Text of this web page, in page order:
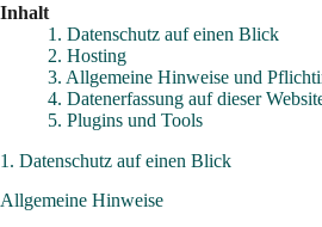
Inhalt
1. Datenschutz auf einen Blick
2. Hosting
3. Allgemeine Hinweise und
4. Datenerfassung auf dieser
5. Plugins und Tools
1. Datenschutz auf einen Blick
Allgemeine Hinweise